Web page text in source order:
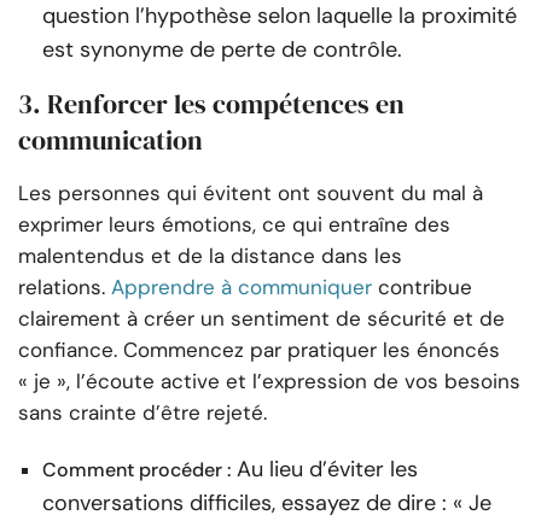
question l’hypothèse selon laquelle la proximité
est synonyme de perte de contrôle.
3. Renforcer les compétences en
communication
Les personnes qui évitent ont souvent du mal à
exprimer leurs émotions, ce qui entraîne des
malentendus et de la distance dans les
relations. Apprendre à communiquer contribue
clairement à créer un sentiment de sécurité et de
confiance. Commencez par pratiquer les énoncés
« je », l’écoute active et l’expression de vos besoins
sans crainte d’être rejeté.
Comment procéder : Au lieu d’éviter les
conversations difficiles, essayez de dire : « Je